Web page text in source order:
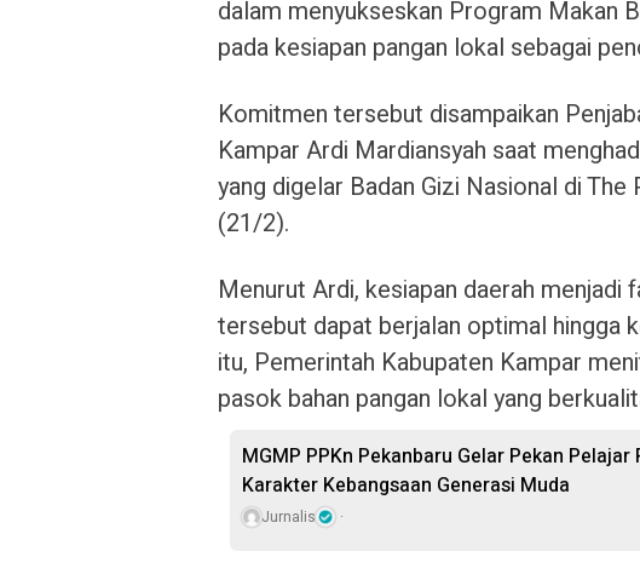
dalam menyukseskan Program Makan
pada kesiapan pangan lokal sebagai
Komitmen tersebut disampaikan
Kampar Ardi Mardiansyah saat
yang digelar Badan Gizi Nasional di
(21/2).
Menurut Ardi, kesiapan daerah
tersebut dapat berjalan optimal hingga
itu, Pemerintah Kabupaten Kampar
pasok bahan pangan lokal yang
MGMP PPKn Pekanbaru Gelar Pekan
Karakter Kebangsaan Generasi Muda
Jurnalis